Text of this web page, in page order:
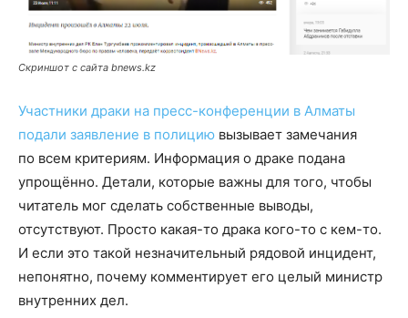
Скриншот с сайта bnews.kz
Участники драки на пресс-конференции в Алматы
подали заявление в полицию вызывает замечания
по всем критериям. Информация о драке подана
упрощённо. Детали, которые важны для того, чтобы
читатель мог сделать собственные выводы,
отсутствуют. Просто какая-то драка кого-то с кем-то.
И если это такой незначительный рядовой инцидент,
непонятно, почему комментирует его целый министр
внутренних дел.